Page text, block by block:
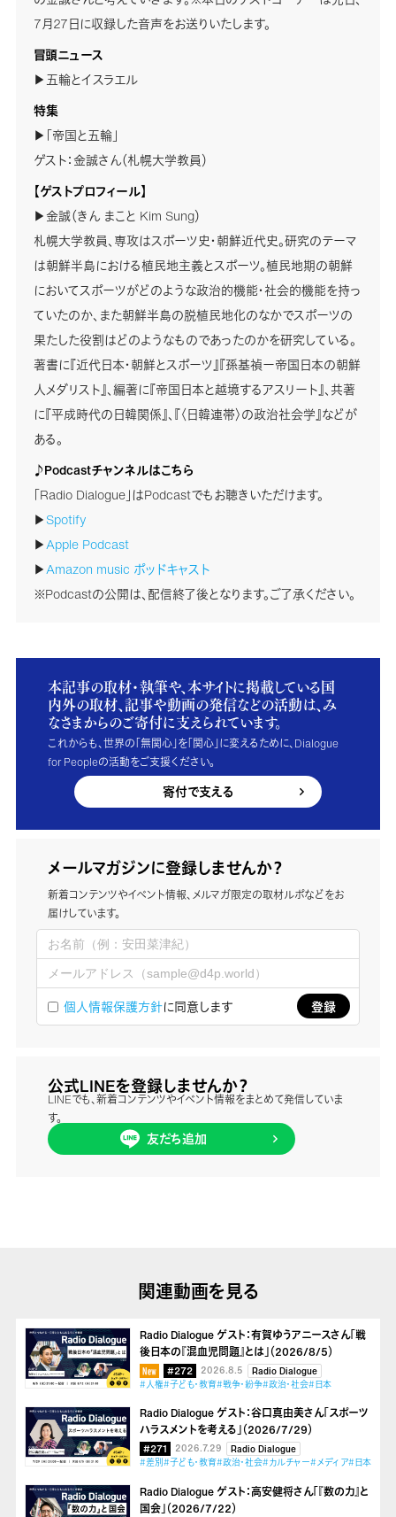
7月27日に収録した音声をお送りいたします。
冒頭ニュース
▶五輪とイスラエル
特集
▶「帝国と五輪」
ゲスト：金誠さん（札幌大学教員）
【ゲストプロフィール】
▶金誠（きん まこと Kim Sung）
札幌大学教員、専攻はスポーツ史・朝鮮近代史。研究のテーマ
は朝鮮半島における植民地主義とスポーツ。植民地期の朝鮮
においてスポーツがどのような政治的機能・社会的機能を持っ
ていたのか、また朝鮮半島の脱植民地化のなかでスポーツの
果たした役割はどのようなものであったのかを研究している。
著書に『近代日本・朝鮮とスポーツ』『孫基禎ー帝国日本の朝鮮
人メダリスト』、編著に『帝国日本と越境するアスリート』、共著
に『平成時代の日韓関係』、『〈日韓連帯〉の政治社会学』などが
ある。
♪Podcastチャンネルはこちら
「Radio Dialogue」はPodcastでもお聴きいただけます。
▶Spotify
▶Apple Podcast
▶Amazon music ポッドキャスト
※Podcastの公開は、配信終了後となります。ご了承ください。
本記事の取材・執筆や、本サイトに掲載している国
内外の取材、記事や動画の発信などの活動は、み
なさまからのご寄付に支えられています。
これからも、世界の「無関心」を「関心」に変えるために、Dialogue
for Peopleの活動をご支援ください。
寄付で支える
メールマガジンに登録しませんか？
新着コンテンツやイベント情報、メルマガ限定の取材ルポなどをお
届けしています。
個人情報保護方針に同意します
公式LINEを登録しませんか？
LINEでも、新着コンテンツやイベント情報をまとめて発信していま
す。
友だち追加
関連動画を見る
Radio Dialogue ゲスト：有賀ゆうアニースさん「戦
後日本の『混血児問題』とは」（2026/8/5）
#272 2026.8.5
Radio Dialogue
#人権#子ども・教育#戦争・紛争#政治・社会#日本
Radio Dialogue ゲスト：谷口真由美さん「スポーツ
ハラスメントを考える」（2026/7/29）
#271 2026.7.29
Radio Dialogue
#差別#子ども・教育#政治・社会#カルチャー#メディア#日本
Radio Dialogue ゲスト：高安健将さん「『数の力』と
国会」（2026/7/22）